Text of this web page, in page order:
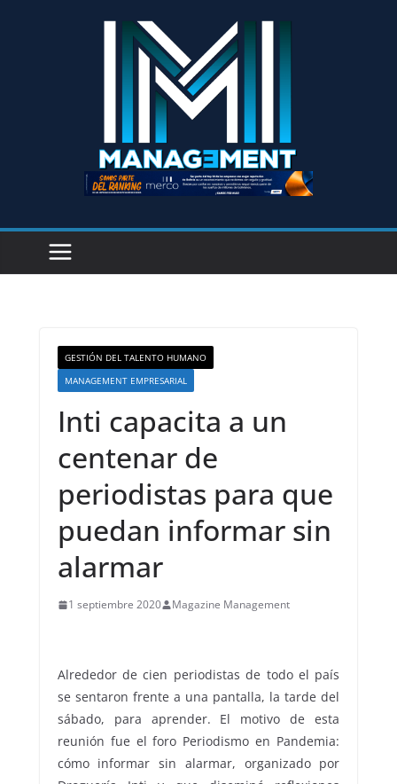
GESTIÓN DEL TALENTO HUMANO
MANAGEMENT EMPRESARIAL
Inti capacita a un
centenar de
periodistas para que
puedan informar sin
alarmar
1 septiembre 2020 Magazine Management
Alrededor de cien periodistas de todo el país
se sentaron frente a una pantalla, la tarde del
sábado, para aprender. El motivo de esta
reunión fue el foro Periodismo en Pandemia:
cómo informar sin alarmar, organizado por